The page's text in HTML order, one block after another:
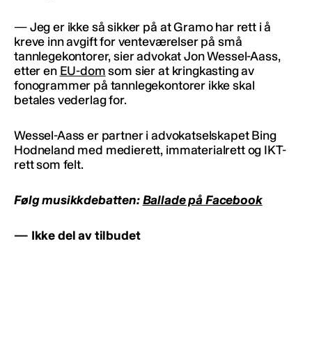
— Jeg er ikke så sikker på at Gramo har rett i å
kreve inn avgift for venteværelser på små
tannlegekontorer, sier advokat Jon Wessel-Aass,
etter en EU-domsom sier at kringkasting av
fonogrammer på tannlegekontorer ikke skal
betales vederlag for.
Wessel-Aass er partner i advokatselskapet Bing
Hodneland med medierett, immaterialrett og IKT-
rett som felt.
Følg musikkdebatten:Ballade på Facebook
— Ikke del av tilbudet